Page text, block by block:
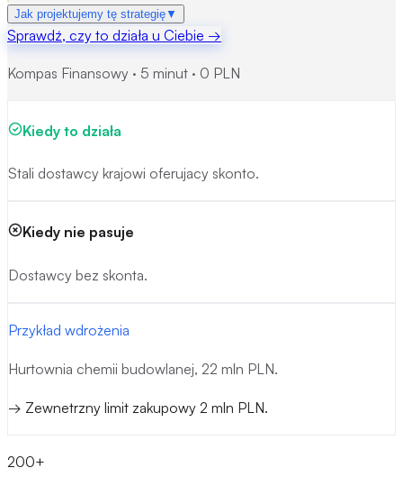
Jak projektujemy tę strategię▼
Mechanizm: Zewnetrzna instytucja wyplaca do dostawcy
natychmiast.
Sprawdź, czy to działa u Ciebie →
Kompas Finansowy · 5 minut · 0 PLN
Kiedy to działa
Stali dostawcy krajowi oferujacy skonto.
Kiedy nie pasuje
Dostawcy bez skonta.
Przykład wdrożenia
Hurtownia chemii budowlanej, 22 mln PLN.
→ Zewnetrzny limit zakupowy 2 mln PLN.
200+